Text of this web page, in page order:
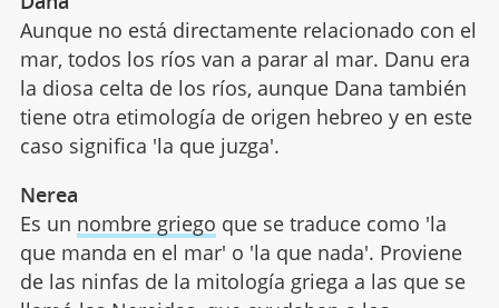
Aunque no está directamente relacionado con el
mar, todos los ríos van a parar al mar. Danu era
la diosa celta de los ríos, aunque Dana también
tiene otra etimología de origen hebreo y en este
caso significa 'la que juzga'.
Nerea
Es un nombre griego que se traduce como 'la
que manda en el mar' o 'la que nada'. Proviene
de las ninfas de la mitología griega a las que se